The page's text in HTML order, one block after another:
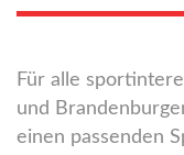
Für alle
und
einen passenden